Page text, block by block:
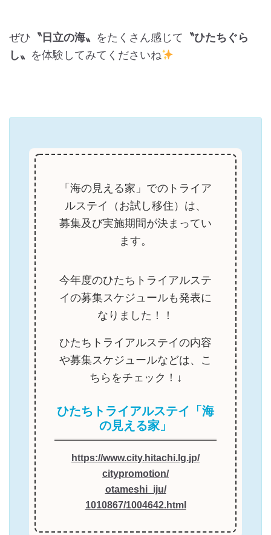
ぜひ 〝日立の海〟 をたくさん感じて 〝ひたちぐら
し〟 を体験してみてくださいね
「海の見える家」でのトライア
ルステイ（お試し移住）は、
募集及び実施期間が決まってい
ます。
今年度のひたちトライアルステ
イの募集スケジュールも発表に
なりました！！
ひたちトライアルステイの内容
や募集スケジュールなどは、こ
ちらをチェック！↓
ひたちトライアルステイ「海
の見える家」
https://www.city.hitachi.lg.jp/
citypromotion/
otameshi_iju/
1010867/1004642.html